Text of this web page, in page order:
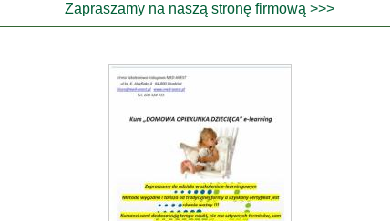
Zapraszamy na naszą stronę firmową >>>